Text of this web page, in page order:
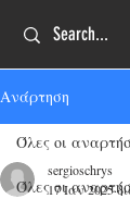
Ανάρτηση
Όλες οι
Όλες οι
sergioschrys
17 Ιαν 2025